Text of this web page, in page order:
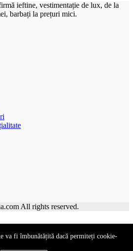
ieftine, vestimentație de lux, de la
barbați la prețuri mici.
All rights reserved.
va fi îmbunătățită dacă permiteți cookie-